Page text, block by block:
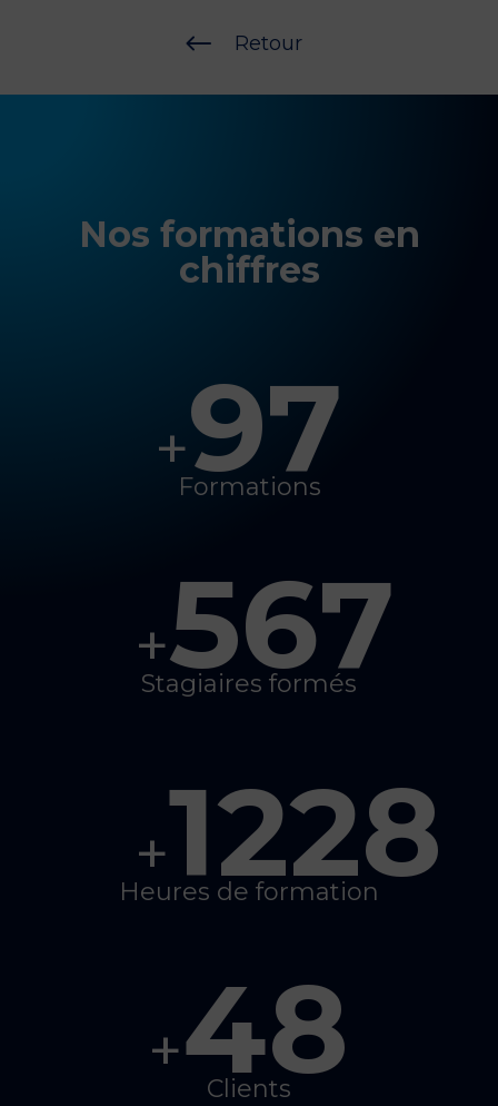
# Retour
Nos formations en
chiffres
+97
Formations
+567
Stagiaires formés
+1228
Heures de formation
+48
Clients